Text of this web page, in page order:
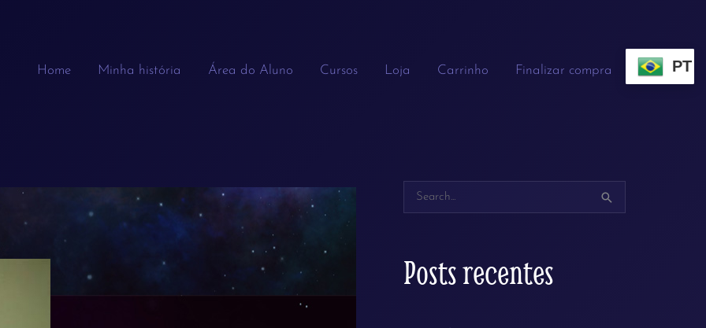
Home Minha história Área do Aluno Cursos Loja Carrinho Finalizar compra PT
s
q
Posts recentes